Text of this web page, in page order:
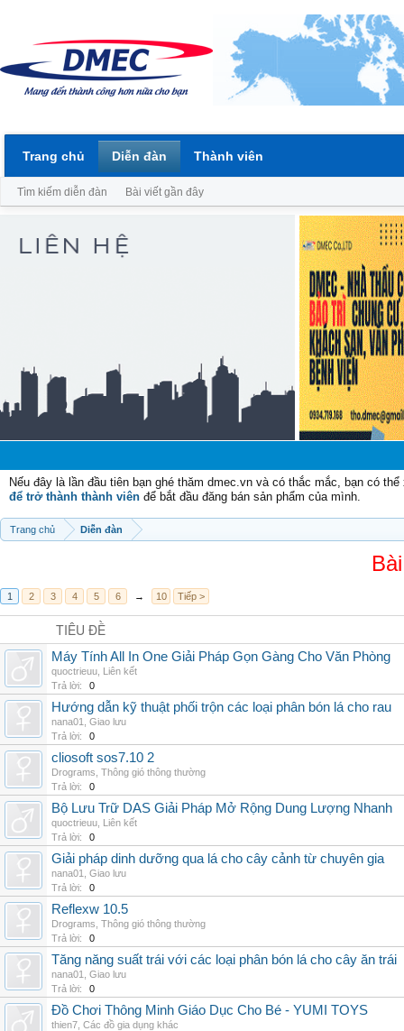
Nếu đây là lần đầu tiên bạn ghé thăm dmec.vn và có thắc mắc, bạn có
để trở thành thành viên để bắt đầu đăng bán sản phẩm của mình.
Trang chủ Diễn đàn
1 2 3 4 5 6 → 10 Tiếp >
TIÊU ĐỀ
Máy Tính All In One Giải Pháp Gọn Gàng Cho Văn Phòng
quoctrieuu Liên kết
Trả lời:
0
Hướng dẫn kỹ thuật phối trộn các loại phân bón lá cho rau
nana01
Giao lưu
Trả lời:
0
cliosoft sos7.10 2
Drograms Thông gió thông thường
Trả lời:
0
Bộ Lưu Trữ DAS Giải Pháp Mở Rộng Dung Lượng Nhanh
quoctrieuu Liên kết
Trả lời:
0
Giải pháp dinh dưỡng qua lá cho cây cảnh từ chuyên gia
nana01
Giao lưu
Trả lời:
0
Reflexw 10.5
Drograms Thông gió thông thường
Trả lời:
0
Tăng năng suất trái với các loại phân bón lá cho cây ăn trái
nana01
Giao lưu
Trả lời:
0
Đồ Chơi Thông Minh Giáo Dục Cho Bé - YUMI TOYS
thien7 Các đồ gia dụng khác
Trang chủ Diễn đàn
Tìm kiếm diễn đàn Bài viết gần đây
Thành viên